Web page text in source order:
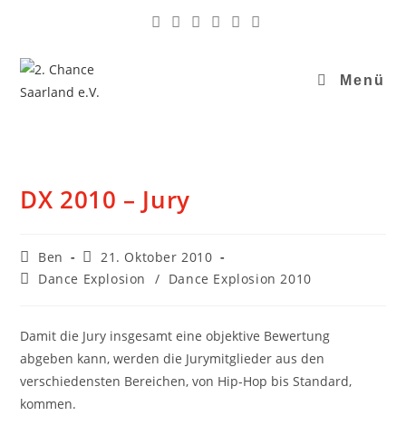
Menü
DX 2010 – Jury
Ben
21. Oktober 2010
Dance Explosion
/ Dance Explosion 2010
Damit die Jury insgesamt eine objektive Bewertung
abgeben kann, werden die Jurymitglieder aus den
verschiedensten Bereichen, von Hip-Hop bis Standard,
kommen.